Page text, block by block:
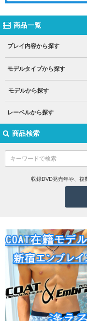
商品一覧
プレイ内容から探す
モデルタイプから探す
モデルから探す
レーベルから探す
商品検索
収録DVD発売年や、複